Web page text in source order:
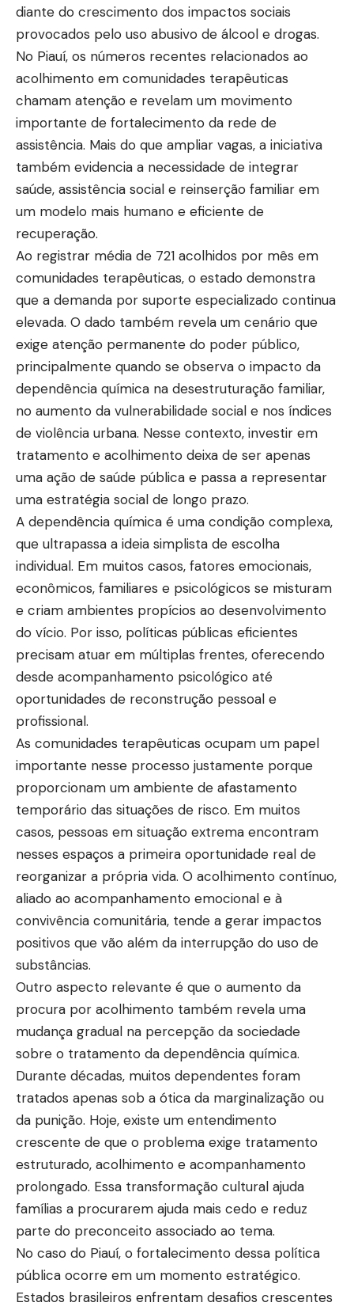
diante do crescimento dos impactos sociais
provocados pelo uso abusivo de álcool e drogas.
No Piauí, os números recentes relacionados ao
acolhimento em comunidades terapêuticas
chamam atenção e revelam um movimento
importante de fortalecimento da rede de
assistência. Mais do que ampliar vagas, a iniciativa
também evidencia a necessidade de integrar
saúde, assistência social e reinserção familiar em
um modelo mais humano e eficiente de
recuperação.
Ao registrar média de 721 acolhidos por mês em
comunidades terapêuticas, o estado demonstra
que a demanda por suporte especializado continua
elevada. O dado também revela um cenário que
exige atenção permanente do poder público,
principalmente quando se observa o impacto da
dependência química na desestruturação familiar,
no aumento da vulnerabilidade social e nos índices
de violência urbana. Nesse contexto, investir em
tratamento e acolhimento deixa de ser apenas
uma ação de saúde pública e passa a representar
uma estratégia social de longo prazo.
A dependência química é uma condição complexa,
que ultrapassa a ideia simplista de escolha
individual. Em muitos casos, fatores emocionais,
econômicos, familiares e psicológicos se misturam
e criam ambientes propícios ao desenvolvimento
do vício. Por isso, políticas públicas eficientes
precisam atuar em múltiplas frentes, oferecendo
desde acompanhamento psicológico até
oportunidades de reconstrução pessoal e
profissional.
As comunidades terapêuticas ocupam um papel
importante nesse processo justamente porque
proporcionam um ambiente de afastamento
temporário das situações de risco. Em muitos
casos, pessoas em situação extrema encontram
nesses espaços a primeira oportunidade real de
reorganizar a própria vida. O acolhimento contínuo,
aliado ao acompanhamento emocional e à
convivência comunitária, tende a gerar impactos
positivos que vão além da interrupção do uso de
substâncias.
Outro aspecto relevante é que o aumento da
procura por acolhimento também revela uma
mudança gradual na percepção da sociedade
sobre o tratamento da dependência química.
Durante décadas, muitos dependentes foram
tratados apenas sob a ótica da marginalização ou
da punição. Hoje, existe um entendimento
crescente de que o problema exige tratamento
estruturado, acolhimento e acompanhamento
prolongado. Essa transformação cultural ajuda
famílias a procurarem ajuda mais cedo e reduz
parte do preconceito associado ao tema.
No caso do Piauí, o fortalecimento dessa política
pública ocorre em um momento estratégico.
Estados brasileiros enfrentam desafios crescentes